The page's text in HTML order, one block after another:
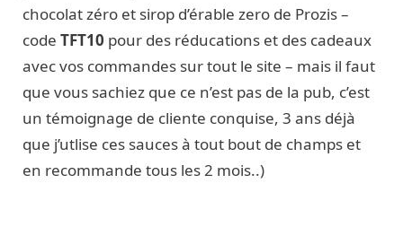
chocolat zéro et sirop d’érable zero de Prozis –
code TFT10 pour des réducations et des cadeaux
avec vos commandes sur tout le site – mais il faut
que vous sachiez que ce n’est pas de la pub, c’est
un témoignage de cliente conquise, 3 ans déjà
que j’utlise ces sauces à tout bout de champs et
en recommande tous les 2 mois..)